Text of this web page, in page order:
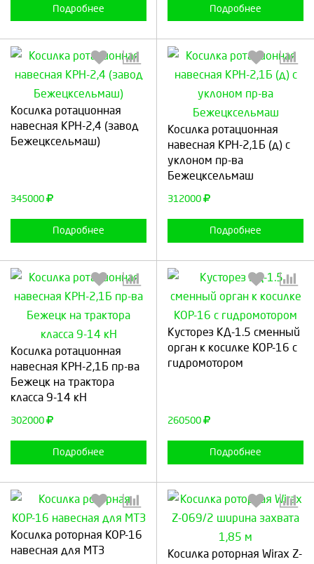
Подробнее Подробнее
Косилка ротационная
навесная КРН-2,4 (завод
Бежецксельмаш)
345000
Подробнее
Выберите количество:
Косилка ротационная
навесная КРН-2,1Б (д) с
уклоном пр-ва
Бежецксельмаш
312000
Подробнее
Выберите количество:
Продолжить
Косилка ротационная
навесная КРН-2,1Б пр-ва
Бежецк на трактора
класса 9-14 кН
302000
Подробнее
Выберите количество:
Продолжить
Кусторез КД-1.5 сменный
орган к косилке КОР-16 с
гидромотором
260500
Подробнее
Выберите количество:
Косилка роторная КОР-16
навесная для МТЗ
Выберите количество:
Косилка роторная Wirax Z-
Выберите количество: